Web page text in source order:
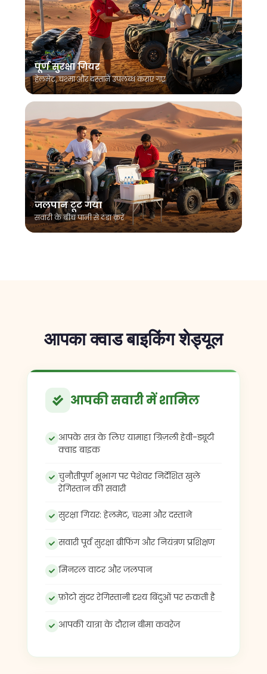
पूर्ण सुरक्षा गियर
हेलमेट, चश्मा और दस्ताने उपलब्ध कराए गए
जलपान टूट गया
सवारी के बीच पानी से ठंडा करें
आपका क्वाड बाइकिंग शेड्यूल
आपकी सवारी में शामिल
आपके सत्र के लिए यामाहा ग्रिज़ली हेवी-ड्यूटी
क्वाड बाइक
चुनौतीपूर्ण भूभाग पर पेशेवर निर्देशित खुले
रेगिस्तान की सवारी
सुरक्षा गियर: हेलमेट, चश्मा और दस्ताने
सवारी पूर्व सुरक्षा ब्रीफिंग और नियंत्रण प्रशिक्षण
मिनरल वाटर और जलपान
फ़ोटो सुंदर रेगिस्तानी दृश्य बिंदुओं पर रुकती है
आपकी यात्रा के दौरान बीमा कवरेज